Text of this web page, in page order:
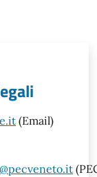
(Email)